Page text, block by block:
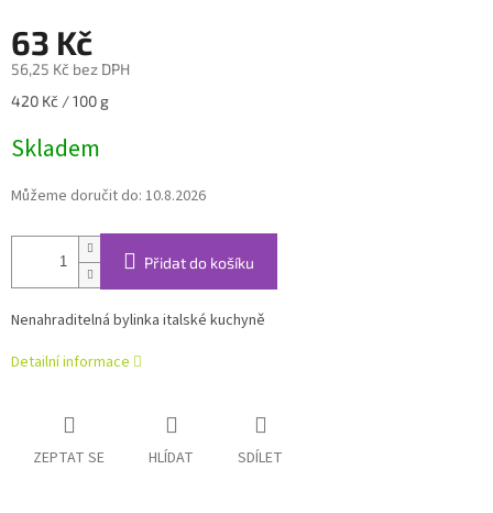
63 Kč
56,25 Kč bez DPH
Měrná
420 Kč / 100 g
Skladem
Můžeme doručit do: 10.8.2026
Přidat do košíku
Nenahraditelná bylinka italské kuchyně
Detailní informace
ZEPTAT SE HLÍDAT SDÍLET